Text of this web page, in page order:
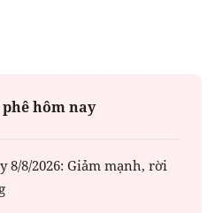
phê hôm nay
8/8/2026: Giảm mạnh, rời